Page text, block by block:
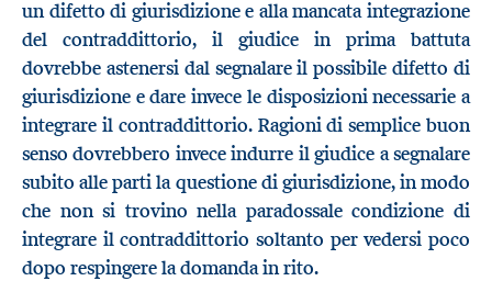
un difetto di giurisdizione e alla mancata integrazione
del contraddittorio, il giudice in prima battuta
dovrebbe astenersi dal segnalare il possibile difetto di
giurisdizione e dare invece le disposizioni necessarie a
integrare il contraddittorio. Ragioni di semplice buon
senso dovrebbero invece indurre il giudice a segnalare
subito alle parti la questione di giurisdizione, in modo
che non si trovino nella paradossale condizione di
integrare il contraddittorio soltanto per vedersi poco
dopo respingere la domanda in rito.